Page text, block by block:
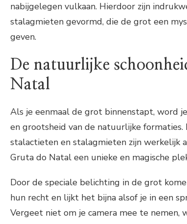
nabijgelegen vulkaan. Hierdoor zijn
stalagmieten gevormd, die de grot een
geven.
De natuurlijke
Natal
Als je eenmaal de grot binnenstapt, word
en grootsheid van de natuurlijke formaties.
stalactieten en stalagmieten zijn werkelijk
Gruta do Natal een unieke en magische
Door de speciale belichting in de grot
hun recht en lijkt het bijna alsof je in een
Vergeet niet om je camera mee te nemen,